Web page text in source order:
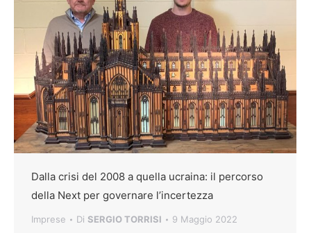
Dalla crisi del 2008 a quella ucraina: il percorso
della Next per governare l’incertezza
Imprese Di SERGIO TORRISI 9 Maggio 2022